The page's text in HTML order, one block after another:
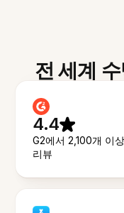
전 세계
4.4
G2에서 2,100개 이
리뷰